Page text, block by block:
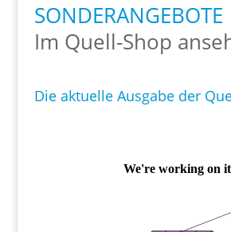
SONDERANGEBOTE
Im Quell-Shop
Die aktuelle Ausgabe der